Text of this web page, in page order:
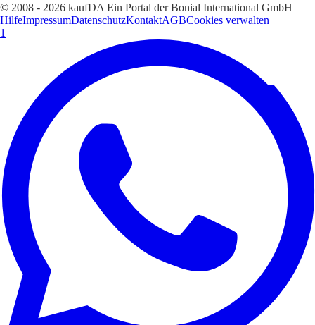
© 2008 - 2026 kaufDA Ein Portal der Bonial International GmbH
HilfeImpressumDatenschutzKontaktAGBCookies verwalten
1